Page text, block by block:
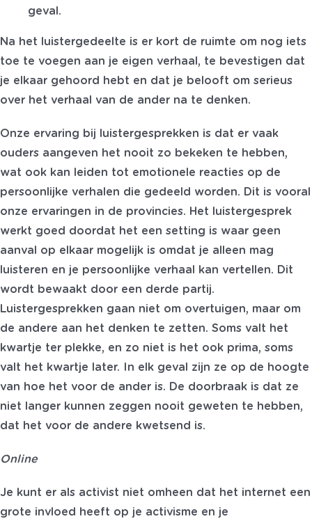
geval.
Na het luistergedeelte is er kort de ruimte om nog iets
toe te voegen aan je eigen verhaal, te bevestigen dat
je elkaar gehoord hebt en dat je belooft om serieus
over het verhaal van de ander na te denken.
Onze ervaring bij luistergesprekken is dat er vaak
ouders aangeven het nooit zo bekeken te hebben,
wat ook kan leiden tot emotionele reacties op de
persoonlijke verhalen die gedeeld worden. Dit is vooral
onze ervaringen in de provincies. Het luistergesprek
werkt goed doordat het een setting is waar geen
aanval op elkaar mogelijk is omdat je alleen mag
luisteren en je persoonlijke verhaal kan vertellen. Dit
wordt bewaakt door een derde partij.
Luistergesprekken gaan niet om overtuigen, maar om
de andere aan het denken te zetten. Soms valt het
kwartje ter plekke, en zo niet is het ook prima, soms
valt het kwartje later. In elk geval zijn ze op de hoogte
van hoe het voor de ander is. De doorbraak is dat ze
niet langer kunnen zeggen nooit geweten te hebben,
dat het voor de andere kwetsend is.
Online
Je kunt er als activist niet omheen dat het internet een
grote invloed heeft op je activisme en je